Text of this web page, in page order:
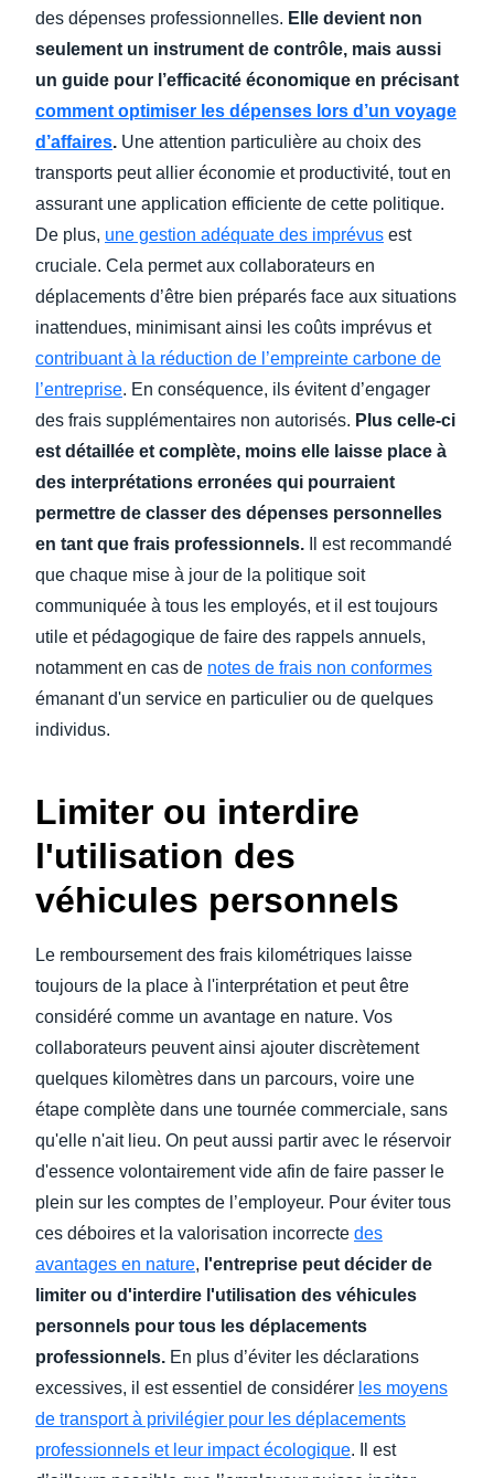
des dépenses professionnelles. Elle devient non
seulement un instrument de contrôle, mais aussi
un guide pour l’efficacité économique en précisant
comment optimiser les dépenses lors d’un voyage
d’affaires. Une attention particulière au choix des
transports peut allier économie et productivité, tout en
assurant une application efficiente de cette politique.
De plus, une gestion adéquate des imprévus est
cruciale. Cela permet aux collaborateurs en
déplacements d’être bien préparés face aux situations
inattendues, minimisant ainsi les coûts imprévus et
contribuant à la réduction de l’empreinte carbone de
l’entreprise. En conséquence, ils évitent d’engager
des frais supplémentaires non autorisés. Plus celle-ci
est détaillée et complète, moins elle laisse place à
des interprétations erronées qui pourraient
permettre de classer des dépenses personnelles
en tant que frais professionnels. Il est recommandé
que chaque mise à jour de la politique soit
communiquée à tous les employés, et il est toujours
utile et pédagogique de faire des rappels annuels,
notamment en cas de notes de frais non conformes
émanant d'un service en particulier ou de quelques
individus.
Limiter ou interdire
l'utilisation des
véhicules personnels
Le remboursement des frais kilométriques laisse
toujours de la place à l'interprétation et peut être
considéré comme un avantage en nature. Vos
collaborateurs peuvent ainsi ajouter discrètement
quelques kilomètres dans un parcours, voire une
étape complète dans une tournée commerciale, sans
qu'elle n'ait lieu. On peut aussi partir avec le réservoir
d'essence volontairement vide afin de faire passer le
plein sur les comptes de l’employeur. Pour éviter tous
ces déboires et la valorisation incorrecte des
avantages en nature, l'entreprise peut décider de
limiter ou d'interdire l'utilisation des véhicules
personnels pour tous les déplacements
professionnels. En plus d’éviter les déclarations
excessives, il est essentiel de considérer les moyens
de transport à privilégier pour les déplacements
professionnels et leur impact écologique. Il est